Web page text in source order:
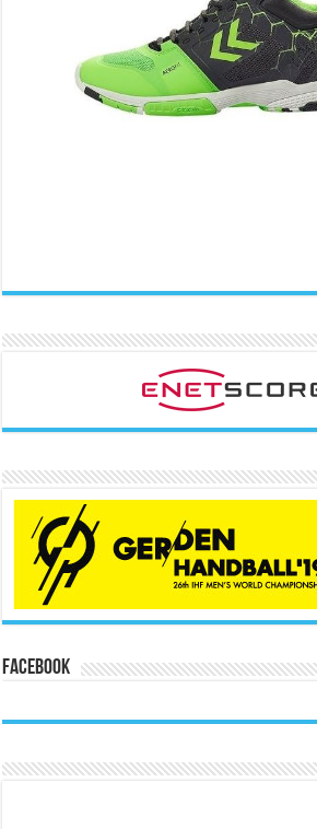
Facebook